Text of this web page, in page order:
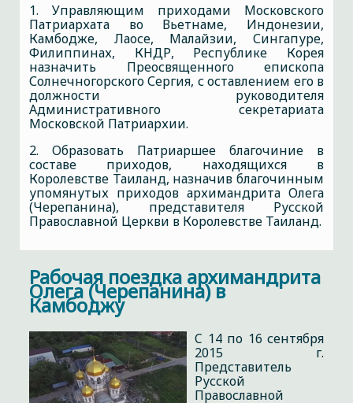
1. Управляющим приходами Московского
Патриархата во Вьетнаме, Индонезии,
Камбодже, Лаосе, Малайзии, Сингапуре,
Филиппинах, КНДР, Республике Корея
назначить Преосвященного епископа
Солнечногорского Сергия, с оставлением его в
должности руководителя
Административного секретариата
Московской Патриархии.
2. Образовать Патриаршее благочиние в
составе приходов, находящихся в
Королевстве Таиланд, назначив благочинным
упомянутых приходов архимандрита Олега
(Черепанина), представителя Русской
Православной Церкви в Королевстве Таиланд.
Рабочая поездка архимандрита
Олега (Черепанина) в
Камбоджу
C 14 по 16 сентября
2015 г.
Представитель
Русской
Православной